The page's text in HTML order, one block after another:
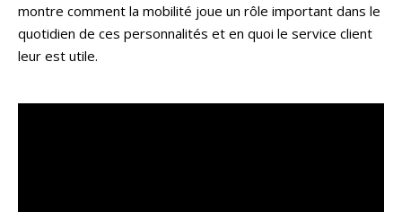
montre comment la mobilité joue un rôle important dans le
quotidien de ces personnalités et en quoi le service client
leur est utile.